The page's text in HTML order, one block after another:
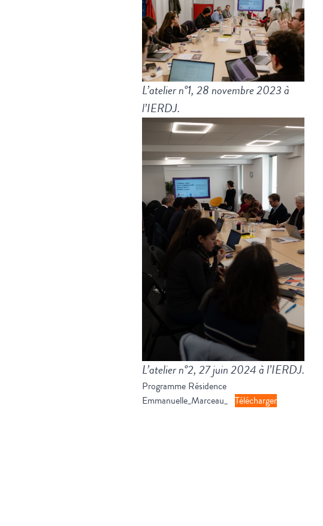
L’atelier n°1, 28 novembre 2023 à
l’IERDJ.
L’atelier n°2, 27 juin 2024 à l’IERDJ.
Programme Résidence
Emmanuelle_Marceau_ Télécharger